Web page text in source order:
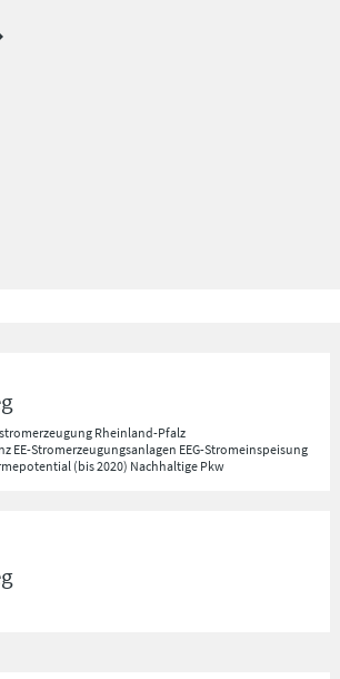
Rheinland-Pfalz
EE-Stromerzeugungsanlagen EEG-Stromeinspeisung
(bis 2020) Nachhaltige Pkw